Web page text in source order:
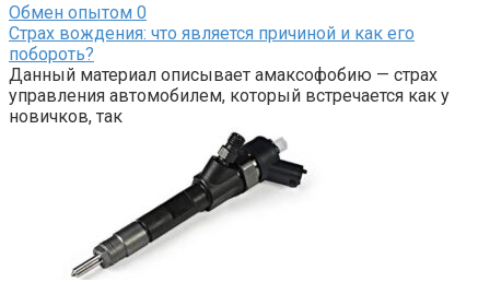
Обмен опытом 0
Страх вождения: что является причиной и как его
побороть?
Данный материал описывает амаксофобию — страх
управления автомобилем, который встречается как у
новичков, так